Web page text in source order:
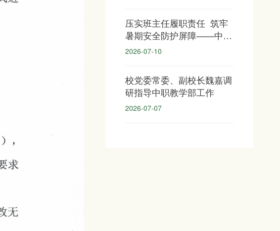
压实班主任履职责任 筑牢
暑期安全防护屏障——中职
教学部召开暑期学生安全工
2026-07-10
校党委常委、副校长魏嘉调
研指导中职教学部工作
2026-07-07